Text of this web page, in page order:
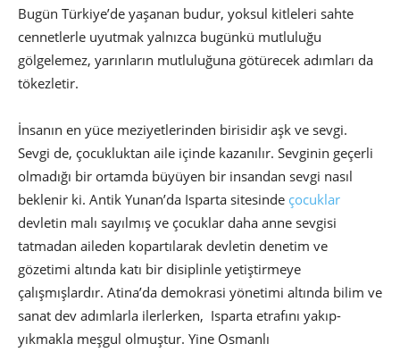
Bugün Türkiye’de yaşanan budur, yoksul kitleleri sahte
cennetlerle uyutmak yalnızca bugünkü mutluluğu
gölgelemez, yarınların mutluluğuna götürecek adımları da
tökezletir.
İnsanın en yüce meziyetlerinden birisidir aşk ve sevgi.
Sevgi de, çocukluktan aile içinde kazanılır. Sevginin geçerli
olmadığı bir ortamda büyüyen bir insandan sevgi nasıl
beklenir ki. Antik Yunan’da Isparta sitesinde çocuklar
devletin malı sayılmış ve çocuklar daha anne sevgisi
tatmadan aileden kopartılarak devletin denetim ve
gözetimi altında katı bir disiplinle yetiştirmeye
çalışmışlardır. Atina’da demokrasi yönetimi altında bilim ve
sanat dev adımlarla ilerlerken, Isparta etrafını yakıp-
yıkmakla meşgul olmuştur. Yine Osmanlı